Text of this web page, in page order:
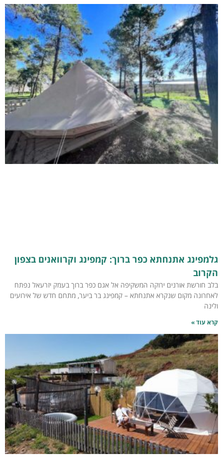
גלמפינג אתנחתא כפר ברוך: קמפינג וקרוואנים בצפון
הקרוב
בלב חורשת אורנים ירוקה המשקיפה אל אגם כפר ברוך בעמק יזרעאל נפתח
לאחרונה מקום שנקרא אתנחתא – קמפינג בר ביער, מתחם חדש של אירועים
ולינה
קרא עוד »